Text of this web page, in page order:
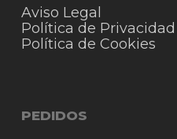
Aviso Legal
Política de Privacidad
Política de Cookies
PEDIDOS